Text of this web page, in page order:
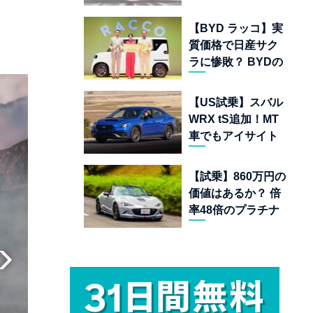
22台を一挙公開
【BYD ラッコ】実
質価格で日産サク
ラに惨敗？ BYDの
金ドーピング」の
異常な世界
【US試乗】スバル
WRX tS追加！MT
車でもアイサイト
ソリンAWDスポー
ツセダン
【試乗】860万円の
価値はあるか？ 倍
率48倍のプラチナ
12R」が魅せる究
極の人馬一体